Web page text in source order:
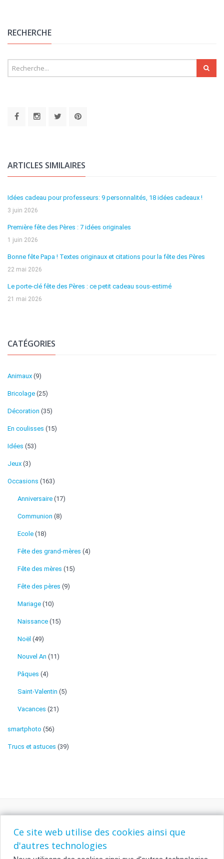
Ce site web utilise des cookies ainsi que
d'autres technologies
RECHERCHE
ARTICLES SIMILAIRES
Idées cadeau pour professeurs: 9 personnalités, 18 idées cadeaux !
3 juin 2026
Première fête des Pères : 7 idées originales
1 juin 2026
Bonne fête Papa ! Textes originaux et citations pour la fête des Pères
22 mai 2026
Le porte-clé fête des Pères : ce petit cadeau sous-estimé
21 mai 2026
CATÉGORIES
Animaux (9)
Bricolage (25)
Décoration (35)
En coulisses (15)
Idées (53)
Jeux (3)
Occasions (163)
Anniversaire (17)
Communion (8)
Ecole (18)
Fête des grand-mères (4)
Fête des mères (15)
Fête des pères (9)
Mariage (10)
Naissance (15)
Noël (49)
Nouvel An (11)
Pâques (4)
Saint-Valentin (5)
Vacances (21)
smartphoto (56)
Trucs et astuces (39)